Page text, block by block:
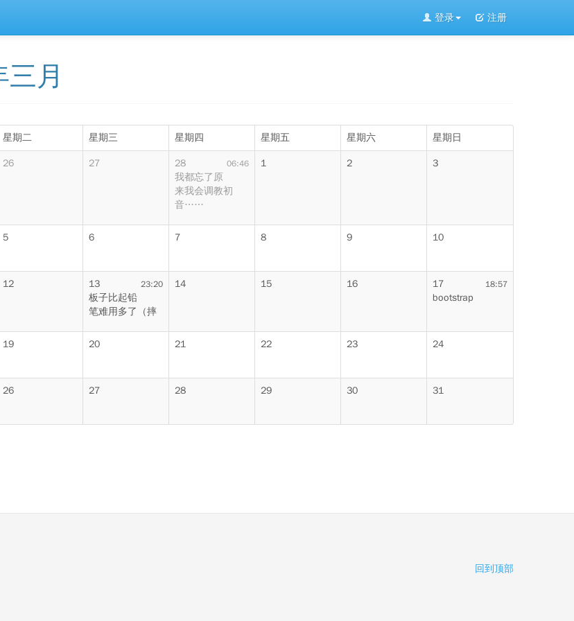
登录 注册
月
星期二 星期三 星期四 星期五 星期六 星期日
26 27 06:46
28
我都忘了原
来我会调教初
音……
1 2 3
5 6 7 8 9 10
12 23:20
13
板子比起铅
笔难用多了（摔
14 15 16 18:57
17
bootstrap
19 20 21 22 23 24
26 27 28 29 30 31
回到顶部